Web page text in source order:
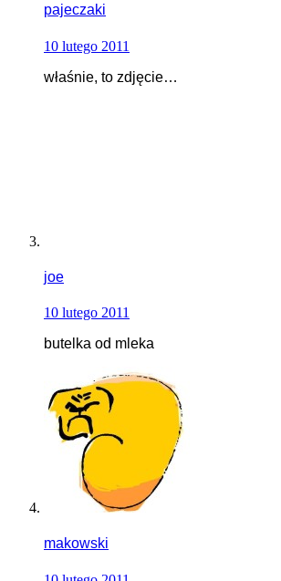
pajeczaki
10 lutego 2011
właśnie, to zdjęcie…
joe
10 lutego 2011
butelka od mleka
makowski